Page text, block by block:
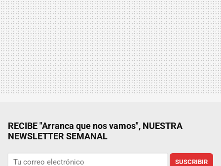
RECIBE "Arranca que nos vamos", NUESTRA
NEWSLETTER SEMANAL
SUSCRIBIR